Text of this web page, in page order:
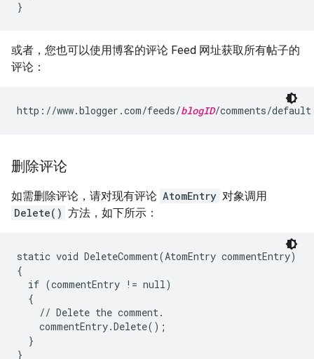
或者，您也可以使用博客的评论 Feed 网址获取所有帖子的
评论：
http://www.blogger.com/feeds/blogID
删除评论
如需删除评论，请对现有评论 AtomEntry 对象调用
Delete() 方法，如下所示：
static void DeleteComment(AtomEntry commentEntry)
{
  if (commentEntry != null)
  {
    // Delete the comment.
    commentEntry.Delete();
  }